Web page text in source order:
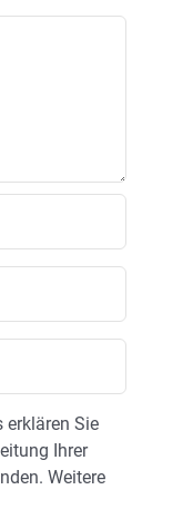
erklären Sie
Ihrer
Weitere